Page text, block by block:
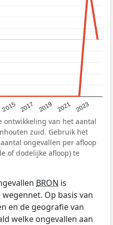
2015 2017 2019 2021 2023
ontwikkeling van het aantal
zuid. Gebruik het
ongevallen per afloop
of dodelijke afloop) te
BRON is
Op basis van
en de geografie van
welke ongevallen aan